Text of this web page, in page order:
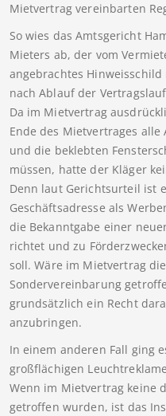
Mietvertrag vereinbarten
So wies das Amtsgericht
Mieters ab, der vom
angebrachtes
nach Ablauf der
Da im Mietvertrag
Ende des Mietvertrages
und die beklebten
müssen, hatte der Kläger
Denn laut Gerichtsurteil ist
Geschäftsadresse als
die Bekanntgabe einer
richtet und zu
soll. Wäre im Mietvertrag
Sondervereinbarung
grundsätzlich ein Recht
anzubringen.
In einem anderen Fall ging
großflächigen
Wenn im Mietvertrag keine
getroffen wurden, ist das